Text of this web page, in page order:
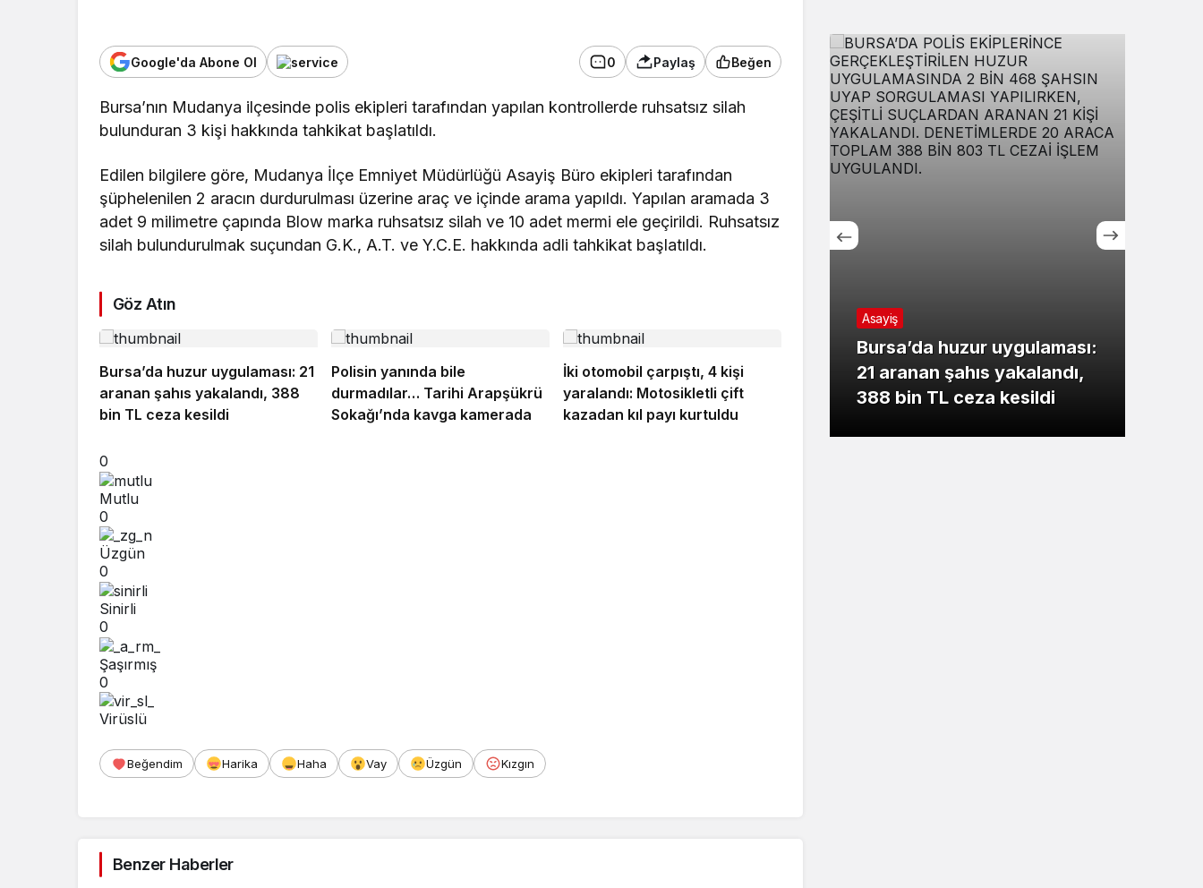
Google'da Abone Ol 0 Paylaş Beğen
Bursa’nın Mudanya ilçesinde polis ekipleri tarafından yapılan kontrollerde ruhsatsız silah
bulunduran 3 kişi hakkında tahkikat başlatıldı.
Edilen bilgilere göre, Mudanya İlçe Emniyet Müdürlüğü Asayiş Büro ekipleri tarafından
şüphelenilen 2 aracın durdurulması üzerine araç ve içinde arama yapıldı. Yapılan aramada 3
adet 9 milimetre çapında Blow marka ruhsatsız silah ve 10 adet mermi ele geçirildi. Ruhsatsız
silah bulundurulmak suçundan G.K., A.T. ve Y.C.E. hakkında adli tahkikat başlatıldı.
Göz Atın
Bursa’da huzur uygulaması: 21
aranan şahıs yakalandı, 388
bin TL ceza kesildi
Polisin yanında bile
durmadılar… Tarihi Arapşükrü
Sokağı’nda kavga kamerada
İki otomobil çarpıştı, 4 kişi
yaralandı: Motosikletli çift
kazadan kıl payı kurtuldu
0
Mutlu
0
Üzgün
0
Sinirli
0
Şaşırmış
0
Virüslü
Beğendim Harika Haha Vay Üzgün Kızgın
Benzer Haberler
Bursa’da binlerce kişi
meteor yağmuru için bir
araya geldi
Asayiş
Bursa’da huzur uygulaması:
21 aranan şahıs yakalandı,
388 bin TL ceza kesildi